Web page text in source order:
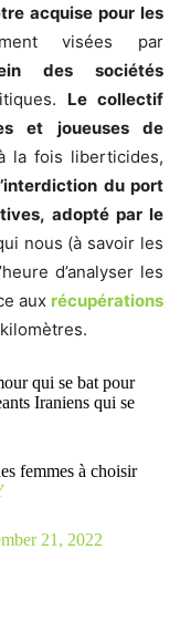
acquise pour les
visées par
des sociétés
Le collectif
et joueuses de
la fois liberticides,
du port
adopté par le
nous (à savoir les
d’analyser les
aux récupérations
qui se bat pour
Iraniens qui se
femmes à choisir
21, 2022